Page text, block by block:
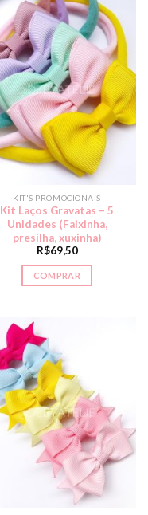
KIT'S PROMOCIONAIS
Kit Laços Gravatas – 5
Unidades (Faixinha,
presilha, xuxinha)
R$69,50
COMPRAR